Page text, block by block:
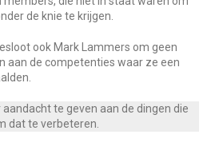
de knie te krijgen.
ook Mark Lammers om geen
aan de competenties waar ze een
te geven aan de dingen die
dat te verbeteren.